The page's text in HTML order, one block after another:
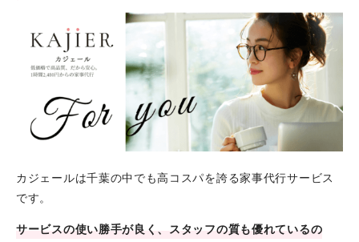
カジェールは千葉の中でも高コスパを誇る家事代行サービス
です。
サービスの使い勝手が良く、スタッフの質も優れているの